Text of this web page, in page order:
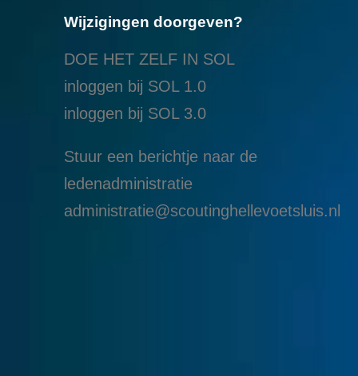
Wijzigingen doorgeven?
DOE HET ZELF IN SOL
inloggen bij SOL 1.0
inloggen bij SOL 3.0
Stuur een berichtje naar de
ledenadministratie
administratie@scoutinghellevoetsluis.nl